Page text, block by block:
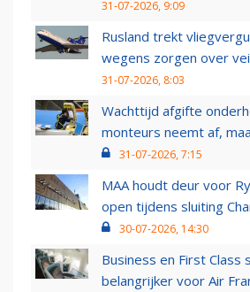
31-07-2026, 9:09
Rusland trekt
wegens zorgen over
31-07-2026, 8:03
Wachttijd afgifte
monteurs neemt af,
31-07-2026, 7:15
MAA houdt deur voor
open tijdens sluiting
30-07-2026, 14:30
Business en First Class
belangrijker voor Air